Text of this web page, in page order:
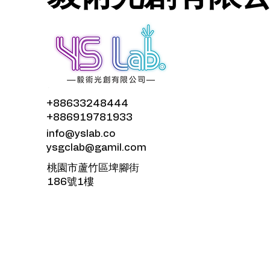
+88633248444
+886919781933
info@yslab.co
ysgclab@gamil.com
​桃園市蘆竹區埤腳街
186號1樓